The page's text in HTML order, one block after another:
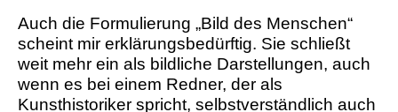
Auch die Formulierung „Bild des Menschen“
scheint mir erklärungsbedürftig. Sie schließt
weit mehr ein als bildliche Darstellungen, auch
wenn es bei einem Redner, der als
Kunsthistoriker spricht, selbstverständlich auch